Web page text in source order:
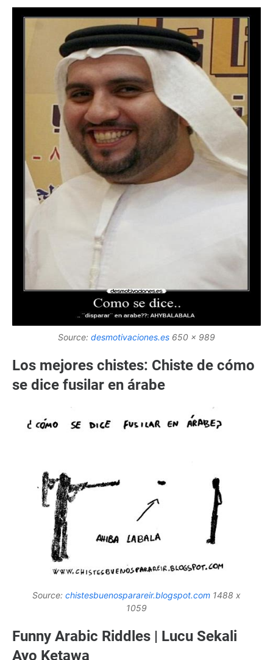
Source: desmotivaciones.es 650 x 989
Los mejores chistes: Chiste de cómo
se dice fusilar en árabe
Source: chistesbuenosparareir.blogspot.com 1488 x
1059
Funny Arabic Riddles | Lucu Sekali
Ayo Ketawa